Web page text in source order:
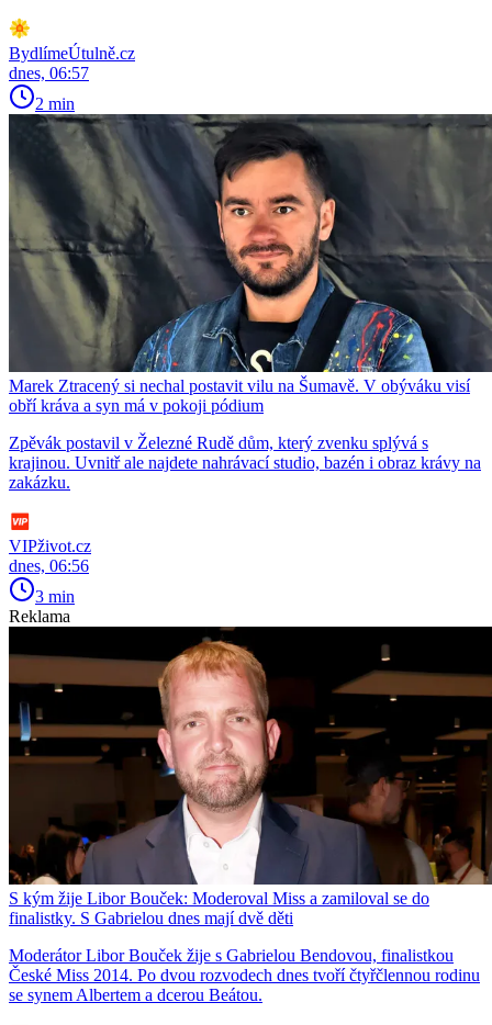
BydlímeÚtulně.cz
dnes, 06:57
2 min
Marek Ztracený si nechal postavit vilu na Šumavě. V obýváku visí
obří kráva a syn má v pokoji pódium
Zpěvák postavil v Železné Rudě dům, který zvenku splývá s
krajinou. Uvnitř ale najdete nahrávací studio, bazén i obraz krávy na
zakázku.
VIPživot.cz
dnes, 06:56
3 min
Reklama
S kým žije Libor Bouček: Moderoval Miss a zamiloval se do
finalistky. S Gabrielou dnes mají dvě děti
Moderátor Libor Bouček žije s Gabrielou Bendovou, finalistkou
České Miss 2014. Po dvou rozvodech dnes tvoří čtyřčlennou rodinu
se synem Albertem a dcerou Beátou.